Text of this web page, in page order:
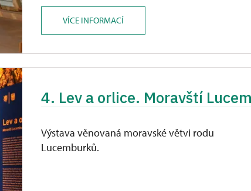
VÍCE INFORMACÍ
4. Lev a orlice. Moravští
Výstava věnovaná moravské větvi rodu
Lucemburků.